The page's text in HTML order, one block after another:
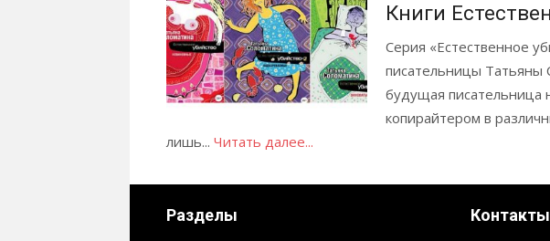
Книги
Серия «Естественное
писательницы Татьяны
будущая писательница
копирайтером в
лишь... Читать далее...
Разделы Контакты